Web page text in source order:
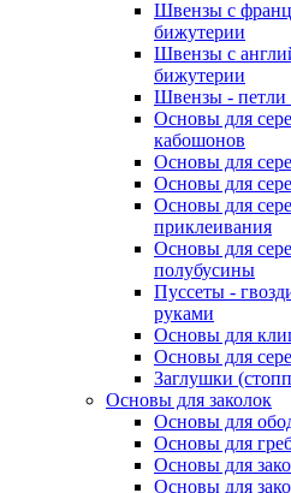
Швензы с
бижутерии
Швензы с
бижутерии
Швензы - петли
Основы для
кабошонов
Основы для
Основы для
Основы для
приклеивания
Основы для
полубусины
Пуссеты -
руками
Основы для
Основы для
Заглушки
Основы для заколок
Основы для
Основы для
Основы для
Основы для